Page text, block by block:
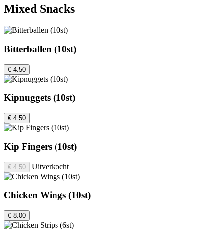
Mixed Snacks
Bitterballen (10st)
€ 4.50
Kipnuggets (10st)
€ 4.50
Kip Fingers (10st)
€ 4.50 Uitverkocht
Chicken Wings (10st)
€ 8.00